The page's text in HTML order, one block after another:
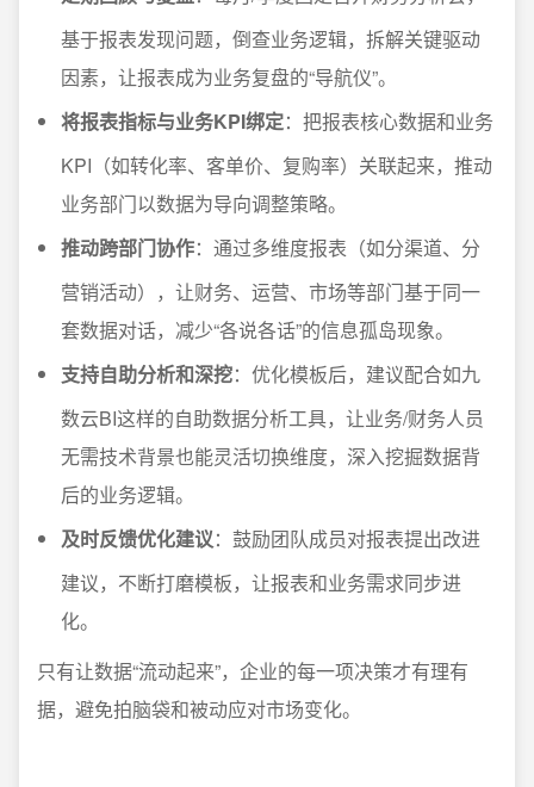
基于报表发现问题，倒查业务逻辑，拆解关键驱动
因素，让报表成为业务复盘的“导航仪”。
将报表指标与业务KPI绑定：把报表核心数据和业务
KPI（如转化率、客单价、复购率）关联起来，推动
业务部门以数据为导向调整策略。
推动跨部门协作：通过多维度报表（如分渠道、分
营销活动），让财务、运营、市场等部门基于同一
套数据对话，减少“各说各话”的信息孤岛现象。
支持自助分析和深挖：优化模板后，建议配合如九
数云BI这样的自助数据分析工具，让业务/财务人员
无需技术背景也能灵活切换维度，深入挖掘数据背
后的业务逻辑。
及时反馈优化建议：鼓励团队成员对报表提出改进
建议，不断打磨模板，让报表和业务需求同步进
化。
只有让数据“流动起来”，企业的每一项决策才有理有
据，避免拍脑袋和被动应对市场变化。